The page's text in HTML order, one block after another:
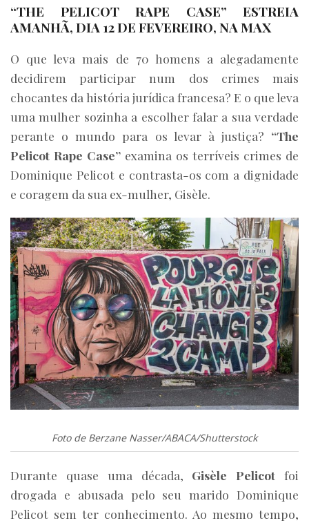
“THE PELICOT RAPE CASE” ESTREIA
AMANHÃ, DIA 12 DE FEVEREIRO, NA MAX
O que leva mais de 70 homens a alegadamente
decidirem participar num dos crimes mais
chocantes da história jurídica francesa? E o que leva
uma mulher sozinha a escolher falar a sua verdade
perante o mundo para os levar à justiça? “The
Pelicot Rape Case” examina os terríveis crimes de
Dominique Pelicot e contrasta-os com a dignidade
e coragem da sua ex-mulher, Gisèle.
Foto de Berzane Nasser/ABACA/Shutterstock
Durante quase uma década, Gisèle Pelicot foi
drogada e abusada pelo seu marido Dominique
Pelicot sem ter conhecimento. Ao mesmo tempo,